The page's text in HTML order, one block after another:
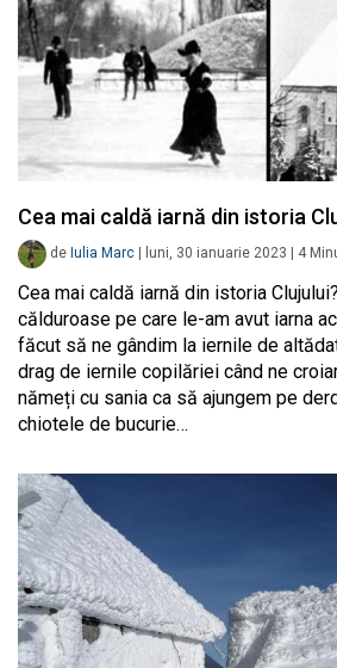
Cea mai caldă iarnă din istoria
de Iulia Marc luni, 30 ianuarie 2023 4
Cea mai caldă iarnă din istoria
călduroase pe care le-am avut iarna
făcut să ne gândim la iernile de
drag de iernile copilăriei când ne
nămeți cu sania ca să ajungem pe
chiotele de bucurie…